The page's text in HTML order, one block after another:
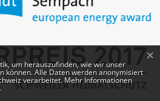
um herauszufinden, wie wir unser
können. Alle Daten werden anonymisiert
verarbeitet. Mehr Informationen
.
×